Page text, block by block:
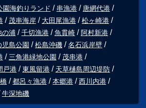
園海釣りランド 串漁港
唐網代港
茂串海岸 大田尾漁港
松ヶ崎港
の浦 千切漁港 魚貫崎
阿村新港
児島公園 松島沖磯
名石浜岸壁
三角港緑地公園
茂串港
戸港 東風留港
天草樋島周辺堤防
都呂々漁港 本郷港
西川内港
牛深地磯